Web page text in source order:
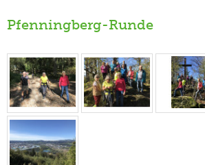
Pfenningberg-Runde